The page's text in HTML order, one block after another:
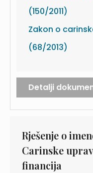
(150/2011)
Zakon o
(68/2013)
Detalji
Rješenje o
Carinske
financija